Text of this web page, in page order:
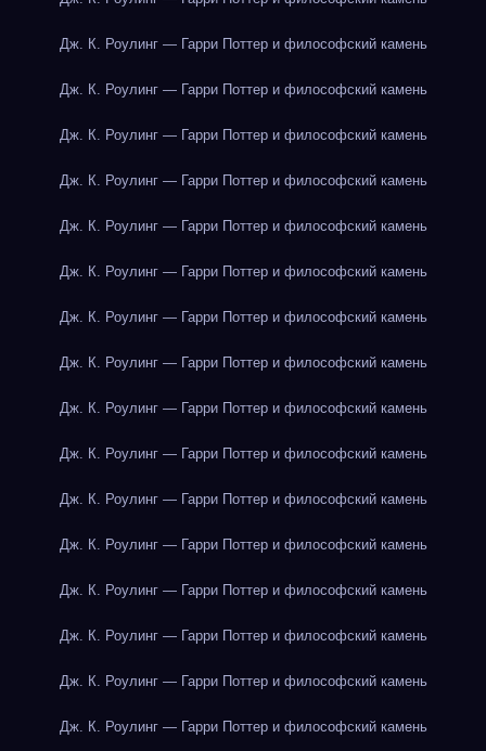
Дж. К. Роулинг — Гарри Поттер и философский камень
Дж. К. Роулинг — Гарри Поттер и философский камень
Дж. К. Роулинг — Гарри Поттер и философский камень
Дж. К. Роулинг — Гарри Поттер и философский камень
Дж. К. Роулинг — Гарри Поттер и философский камень
Дж. К. Роулинг — Гарри Поттер и философский камень
Дж. К. Роулинг — Гарри Поттер и философский камень
Дж. К. Роулинг — Гарри Поттер и философский камень
Дж. К. Роулинг — Гарри Поттер и философский камень
Дж. К. Роулинг — Гарри Поттер и философский камень
Дж. К. Роулинг — Гарри Поттер и философский камень
Дж. К. Роулинг — Гарри Поттер и философский камень
Дж. К. Роулинг — Гарри Поттер и философский камень
Дж. К. Роулинг — Гарри Поттер и философский камень
Дж. К. Роулинг — Гарри Поттер и философский камень
Дж. К. Роулинг — Гарри Поттер и философский камень